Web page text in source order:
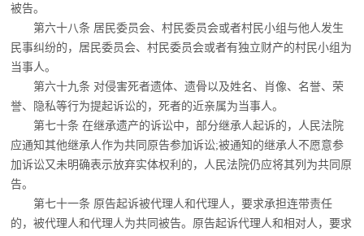
被告。
第六十八条 居民委员会、村民委员会或者村民小组与他人发生
民事纠纷的，居民委员会、村民委员会或者有独立财产的村民小组为
当事人。
第六十九条 对侵害死者遗体、遗骨以及姓名、肖像、名誉、荣
誉、隐私等行为提起诉讼的，死者的近亲属为当事人。
第七十条 在继承遗产的诉讼中，部分继承人起诉的，人民法院
应通知其他继承人作为共同原告参加诉讼;被通知的继承人不愿意参
加诉讼又未明确表示放弃实体权利的，人民法院仍应将其列为共同原
告。
第七十一条 原告起诉被代理人和代理人，要求承担连带责任
的，被代理人和代理人为共同被告。原告起诉代理人和相对人，要求